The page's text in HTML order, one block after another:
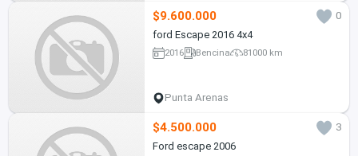
$9.600.000
0
ford Escape 2016 4x4
2016 Bencina 81000 km
Punta Arenas
$4.500.000
3
Ford escape 2006